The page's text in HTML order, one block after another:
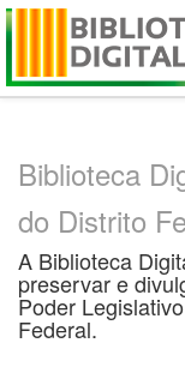
Skip
Biblioteca
do Distrito
A Biblioteca
preservar e
Poder
Federal.